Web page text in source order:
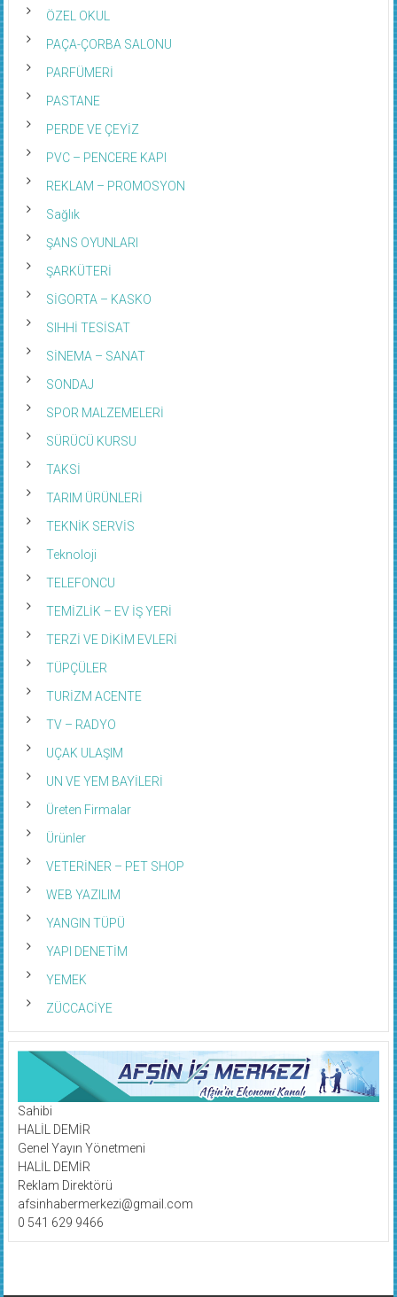
ÖZEL OKUL
PAÇA-ÇORBA SALONU
PARFÜMERİ
PASTANE
PERDE VE ÇEYİZ
PVC – PENCERE KAPI
REKLAM – PROMOSYON
Sağlık
ŞANS OYUNLARI
ŞARKÜTERİ
SİGORTA – KASKO
SIHHİ TESİSAT
SİNEMA – SANAT
SONDAJ
SPOR MALZEMELERİ
SÜRÜCÜ KURSU
TAKSİ
TARIM ÜRÜNLERİ
TEKNİK SERVİS
Teknoloji
TELEFONCU
TEMİZLİK – EV İŞ YERİ
TERZİ VE DİKİM EVLERİ
TÜPÇÜLER
TURİZM ACENTE
TV – RADYO
UÇAK ULAŞIM
UN VE YEM BAYİLERİ
Üreten Firmalar
Ürünler
VETERİNER – PET SHOP
WEB YAZILIM
YANGIN TÜPÜ
YAPI DENETİM
YEMEK
ZÜCCACİYE
Sahibi
HALİL DEMİR
Genel Yayın Yönetmeni
HALİL DEMİR
Reklam Direktörü
afsinhabermerkezi@gmail.com
0 541 629 9466